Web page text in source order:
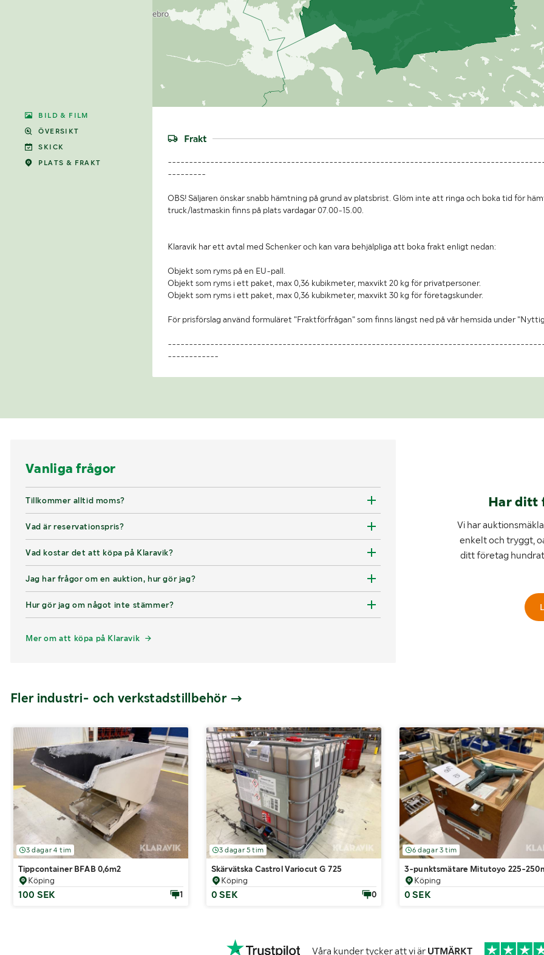
BILD & FILM
ÖVERSIKT
SKICK
PLATS & FRAKT
Frakt
---------
OBS! Säljaren önskar snabb hämtning på grund av platsbrist. Glöm inte att ringa och boka tid för
truck/lastmaskin finns på plats vardagar 07.00-15.00.
Klaravik har ett avtal med Schenker och kan vara behjälpliga att boka frakt enligt nedan:
Objekt som ryms på en EU-pall.
Objekt som ryms i ett paket, max 0,36 kubikmeter, maxvikt 20 kg för privatpersoner.
Objekt som ryms i ett paket, max 0,36 kubikmeter, maxvikt 30 kg för företagskunder.
För prisförslag använd formuläret "Fraktförfrågan" som finns längst ned på vår hemsida under
------------
Vanliga frågor
Tillkommer alltid moms?
Vad är reservationspris?
Vad kostar det att köpa på Klaravik?
Jag har frågor om en auktion, hur gör jag?
Hur gör jag om något inte stämmer?
Mer om att köpa på Klaravik
Har ditt
Vi har
enkelt och tryggt,
ditt företag
Fler industri- och verkstadstillbehör
3 dagar 4 tim
Tippcontainer BFAB 0,6m2
Köping
100 SEK 1
3 dagar 5 tim
Skärvätska Castrol Variocut G 725
Köping
0 SEK 0
6 dagar 3 tim
3-punktsmätare Mitutoyo 225-
Köping
0 SEK
Våra kunder tycker att vi är UTMÄRKT